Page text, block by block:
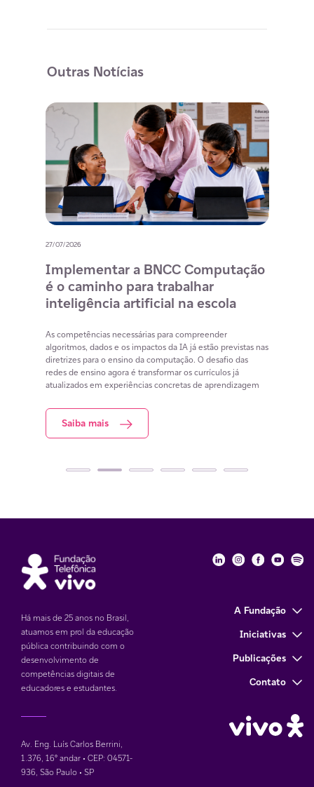
Outras Notícias
27/07/2026
Implementar a BNCC Computação
é o caminho para trabalhar
inteligência artificial na escola
As competências necessárias para compreender
algoritmos, dados e os impactos da IA já estão previstas nas
diretrizes para o ensino da computação. O desafio das
redes de ensino agora é transformar os currículos já
atualizados em experiências concretas de aprendizagem
Saiba mais
Há mais de 25 anos no Brasil,
atuamos em prol da educação
pública contribuindo com o
desenvolvimento de
competências digitais de
educadores e estudantes.
Av. Eng. Luís Carlos Berrini,
1.376, 16° andar • CEP: 04571-
936, São Paulo • SP
Fundação
Fundação
A Fundação
Iniciativas
Publicações
Contato